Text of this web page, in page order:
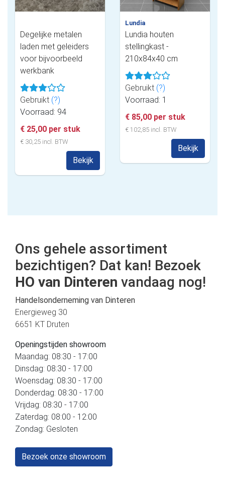
Degelijke metalen
laden met geleiders
voor bijvoorbeeld
werkbank
Gebruikt (?)
Voorraad: 94
€ 25,00 per stuk
€ 30,25 incl. BTW
Bekijk
Lundia
Lundia houten
stellingkast -
210x84x40 cm
Gebruikt (?)
Voorraad: 1
€ 85,00 per stuk
€ 102,85 incl. BTW
Bekijk
Ons gehele assortiment
bezichtigen? Dat kan! Bezoek
HO van Dinteren vandaag nog!
Handelsonderneming van Dinteren
Energieweg 30
6651 KT Druten
Openingstijden showroom
Maandag: 08:30 - 17:00
Dinsdag: 08:30 - 17:00
Woensdag: 08:30 - 17:00
Donderdag: 08:30 - 17:00
Vrijdag: 08:30 - 17:00
Zaterdag: 08:00 - 12:00
Zondag: Gesloten
Bezoek onze showroom